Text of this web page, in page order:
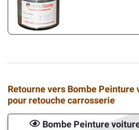
Retourne vers Bombe Peinture
pour retouche carrosserie
Bombe Peinture